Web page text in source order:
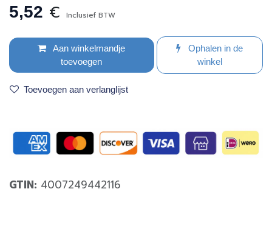
5,52 € Inclusief BTW
Aan winkelmandje
toevoegen
Ophalen in de
winkel
Toevoegen aan verlanglijst
GTIN: 4007249442116